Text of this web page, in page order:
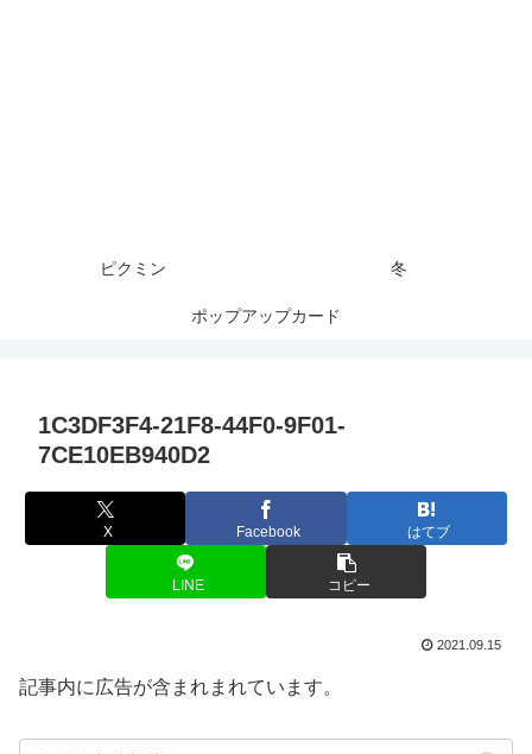
ピクミン 冬
ポップアップカード
1C3DF3F4-21F8-44F0-9F01-
7CE10EB940D2
X Facebook はてブ
LINE コピー
2021.09.15
記事内に広告が含まれまれています。